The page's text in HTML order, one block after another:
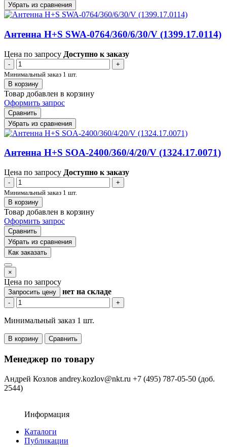
Убрать из сравнения
Антенна H+S SWA-0764/360/6/30/V (1399.17.0114)
Цена по запросу Доступно к заказу
-
+
Минимальный заказ 1 шт.
В корзину
Товар добавлен в корзину
Оформить запрос
Сравнить
Убрать из сравнения
Антенна H+S SOA-2400/360/4/20/V (1324.17.0071)
Цена по запросу Доступно к заказу
-
+
Минимальный заказ 1 шт.
В корзину
Товар добавлен в корзину
Оформить запрос
Сравнить
Убрать из сравнения
Как заказать
×
Цена по запросу
Запросить цену нет на складе
- +
Минимальный заказ 1 шт.
В корзину Сравнить
Менеджер по товару
Андрей Козлов andrey.kozlov@nkt.ru +7 (495) 787-05-50 (доб.
2544)
Информация
Каталоги
Публикации